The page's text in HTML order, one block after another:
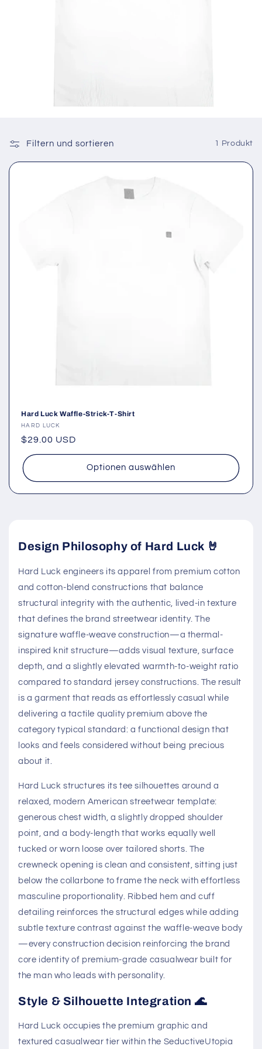
Filtern und sortieren 1 Produkt
Hard Luck Waffle-Strick-T-Shirt
Anbieter:
HARD LUCK
Normaler
Preis
$29.00 USD
Optionen auswählen
Design Philosophy of Hard Luck 🤘
Hard Luck engineers its apparel from premium cotton
and cotton-blend constructions that balance
structural integrity with the authentic, lived-in texture
that defines the brand streetwear identity. The
signature waffle-weave construction—a thermal-
inspired knit structure—adds visual texture, surface
depth, and a slightly elevated warmth-to-weight ratio
compared to standard jersey constructions. The result
is a garment that reads as effortlessly casual while
delivering a tactile quality premium above the
category typical standard: a functional design that
looks and feels considered without being precious
about it.
Hard Luck structures its tee silhouettes around a
relaxed, modern American streetwear template:
generous chest width, a slightly dropped shoulder
point, and a body-length that works equally well
tucked or worn loose over tailored shorts. The
crewneck opening is clean and consistent, sitting just
below the collarbone to frame the neck with effortless
masculine proportionality. Ribbed hem and cuff
detailing reinforces the structural edges while adding
subtle texture contrast against the waffle-weave body
—every construction decision reinforcing the brand
core identity of premium-grade casualwear built for
the man who leads with personality.
Style & Silhouette Integration 🌊
Hard Luck occupies the premium graphic and
textured casualwear tier within the SeductiveUtopia